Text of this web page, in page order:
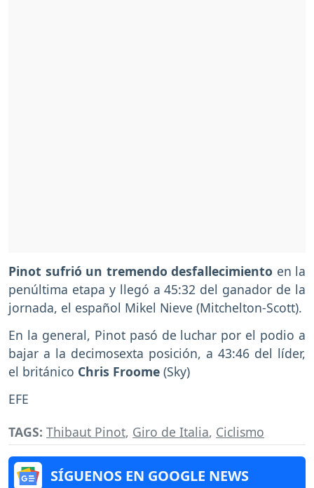
Pinot sufrió un tremendo desfallecimiento en la
penúltima etapa y llegó a 45:32 del ganador de la
jornada, el español Mikel Nieve (Mitchelton-Scott).
En la general, Pinot pasó de luchar por el podio a
bajar a la decimosexta posición, a 43:46 del líder,
el británico Chris Froome (Sky)
EFE
TAGS: Thibaut Pinot, Giro de Italia, Ciclismo
SÍGUENOS EN GOOGLE NEWS